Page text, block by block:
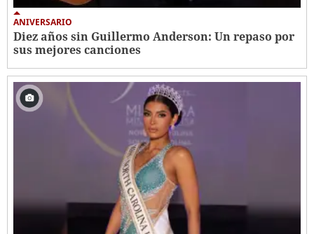
ANIVERSARIO
Diez años sin Guillermo Anderson: Un repaso por
sus mejores canciones